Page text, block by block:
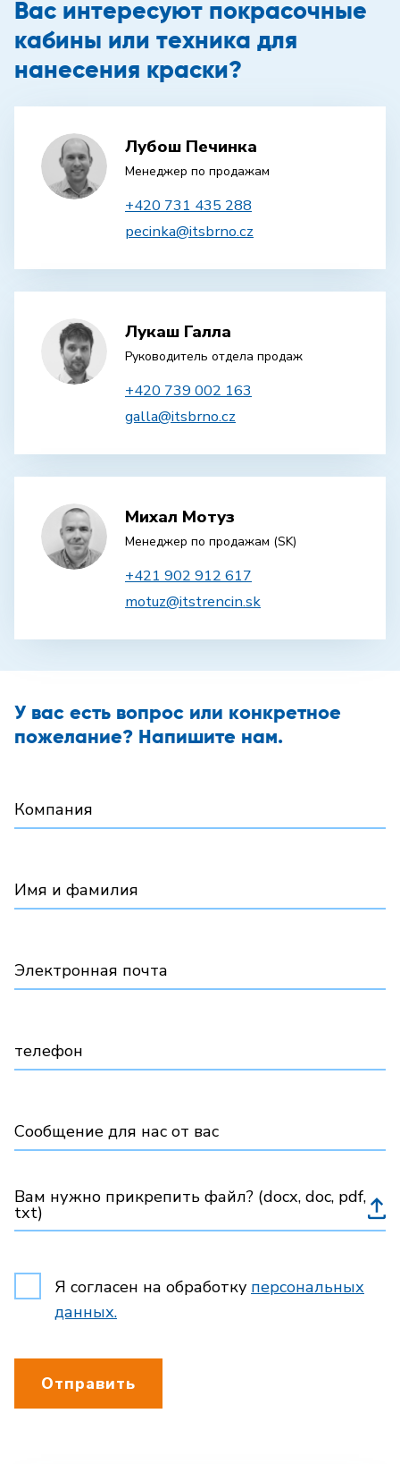
Вас интересуют покрасочные
кабины или техника для
нанесения краски?
Лубош Печинка
Менеджер по продажам
+420 731 435 288
pecinka@itsbrno.cz
Лукаш Галла
Руководитель отдела продаж
+420 739 002 163
galla@itsbrno.cz
Михал Мотуз
Менеджер по продажам (SK)
+421 902 912 617
motuz@itstrencin.sk
У вас есть вопрос или конкретное
пожелание? Напишите нам.
Компания
Имя и фамилия
Электронная почта
телефон
Сообщение для нас от вас
Вам нужно прикрепить файл? (docx, doc, pdf,
txt)
Я согласен на обработку персональных
данных.
Отправить